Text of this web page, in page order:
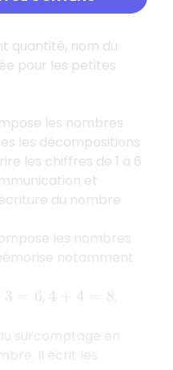
quantité, nom du
pour les petites
les nombres
les décompositions
les chiffres de 1 à 6
et
du nombre.
les nombres
notamment
=6 , 4 =
,